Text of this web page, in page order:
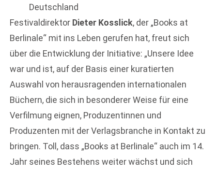
Deutschland
Festivaldirektor Dieter Kosslick, der „Books at
Berlinale“ mit ins Leben gerufen hat, freut sich
über die Entwicklung der Initiative: „Unsere Idee
war und ist, auf der Basis einer kuratierten
Auswahl von herausragenden internationalen
Büchern, die sich in besonderer Weise für eine
Verfilmung eignen, Produzentinnen und
Produzenten mit der Verlagsbranche in Kontakt zu
bringen. Toll, dass „Books at Berlinale“ auch im 14.
Jahr seines Bestehens weiter wächst und sich